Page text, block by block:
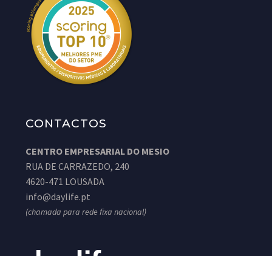
CONTACTOS
CENTRO EMPRESARIAL DO MESIO
RUA DE CARRAZEDO, 240
4620-471 LOUSADA
info@daylife.pt
(chamada para rede fixa nacional)